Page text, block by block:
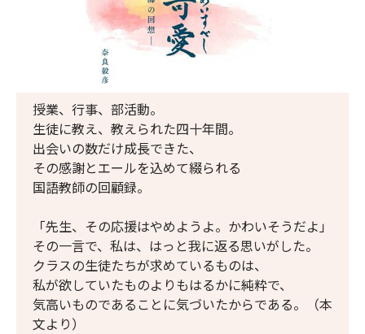
授業、行事、部活動。
生徒に教え、教えられた四十年間。
出会いの数だけ成長できた、
その感謝とエールを込めて綴られる
国語教師の回顧録。
「先生、その応援はやめようよ。かわいそうだよ」
その一言で、私は、はっと我に返る思いがした。
クラスの生徒たちが求めているものは、
私が欲していたものよりもはるかに純粋で、
気高いものであることに気づいたからである。（本
文より）